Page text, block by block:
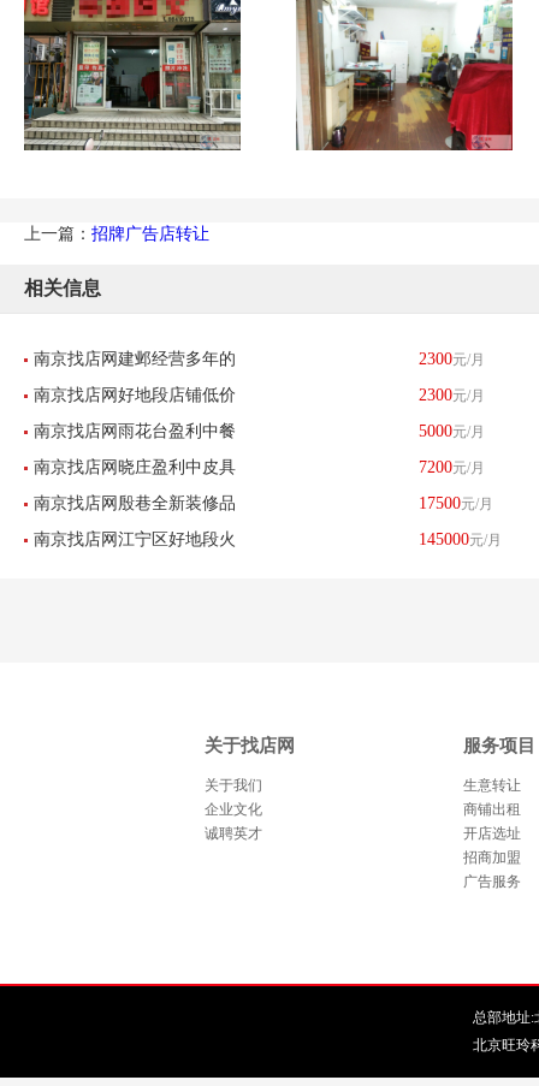
上一篇： 招牌广告店转让
相关信息
南京找店网建邺经营多年的
图文店转让--已转让
2300元/月
南京找店网好地段店铺低价
转让《适合任何行业》--已转
2300元/月
南京找店网雨花台盈利中餐
馆低价急转(任何行业)--已转
5000元/月
南京找店网晓庄盈利中皮具
护理店低价转让--已转让
7200元/月
南京找店网殷巷全新装修品
牌餐饮店转让--已转让
17500元/月
南京找店网江宁区好地段火 145000元/月
关于找店网
关于我们
企业文化
诚聘英才
服务项目
生意转让
商铺出租
开店选址
招商加盟
广告服务
总部地址:
北京旺玲